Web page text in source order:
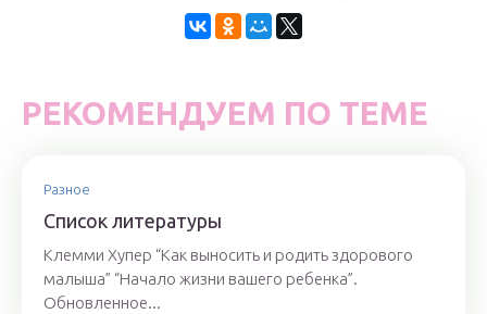
РЕКОМЕНДУЕМ ПО ТЕМЕ
Разное
Список литературы
Клемми Хупер “Как выносить и родить здорового
малыша” “Начало жизни вашего ребенка”.
Обновленное...